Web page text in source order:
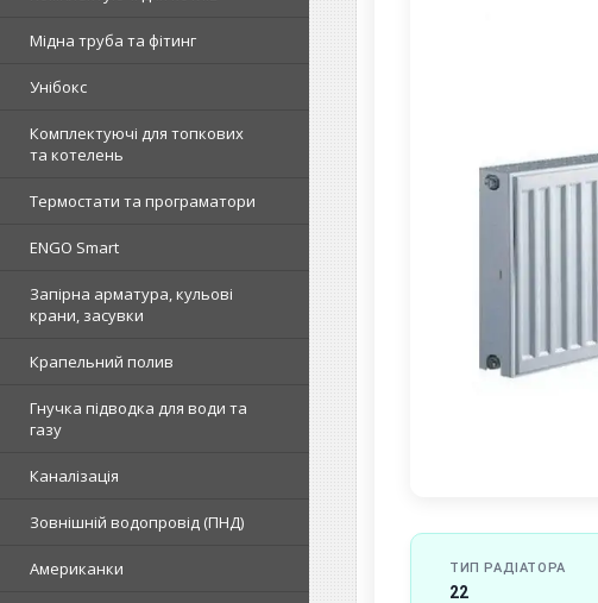
Мідна труба та фітинг
Унібокс
Комплектуючі для топкових
та котелень
Термостати та програматори
ENGO Smart
Запірна арматура, кульові
крани, засувки
Крапельний полив
Гнучка підводка для води та
газу
Каналізація
Зовнішній водопровід (ПНД)
Американки ТИП РАДІАТОРА
22